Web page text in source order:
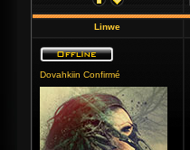
Linwe
Dovahkiin Confirmé